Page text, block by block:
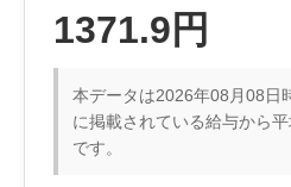
1371.9円
本データは2026年08月08日
に掲載されている給与から
です。